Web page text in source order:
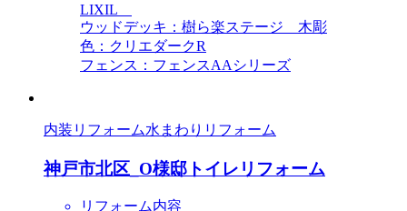
LIXIL
ウッドデッキ：樹ら楽ステージ 木彫
色：クリエダークR
フェンス：フェンスAAシリーズ
内装リフォーム水まわりリフォーム
神戸市北区_O様邸トイレリフォーム
リフォーム内容